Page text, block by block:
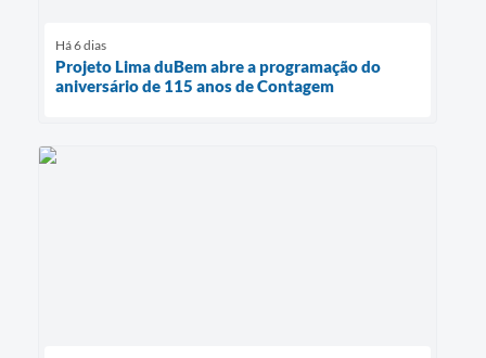
Há 6 dias
Projeto Lima duBem abre a programação do
aniversário de 115 anos de Contagem